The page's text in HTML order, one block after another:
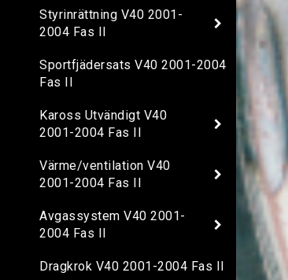
Styrinrättning V40 2001-
2004 Fas II
Sportfjädersats V40 2001-2004
Fas II
Kaross Utvändigt V40
2001-2004 Fas II
Värme/ventilation V40
2001-2004 Fas II
Avgassystem V40 2001-
2004 Fas II
Dragkrok V40 2001-2004 Fas II